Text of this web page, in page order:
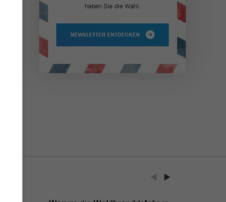
haben Sie die Wahl.
NEWSLETTER ENTDECKEN